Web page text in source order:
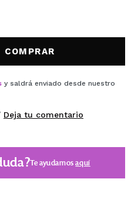
COMPRAR
y saldrá enviado desde nuestro
Deja tu comentario
Te ayudamosaquí